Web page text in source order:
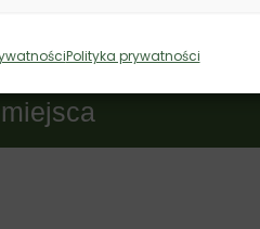
Polityka prywatności